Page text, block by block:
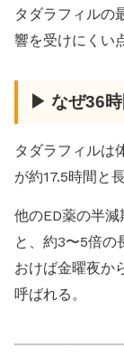
タダラフィルの
響を受けにくい
▶ なぜ36
タダラフィルは
が約17.5時間と長
他のED薬の半
と、約3〜5倍の
おけば金曜夜か
呼ばれる。